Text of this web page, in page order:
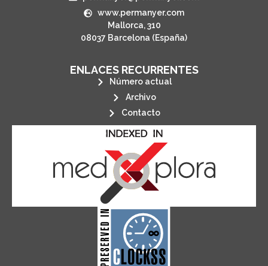
www.permanyer.com
Mallorca, 310
08037 Barcelona (España)
ENLACES RECURRENTES
Número actual
Archivo
Contacto
CLOCKSS is a dak archive that
ensures the long-term survival
of web-based scholary
publications, governed by and for
its stakeholders.